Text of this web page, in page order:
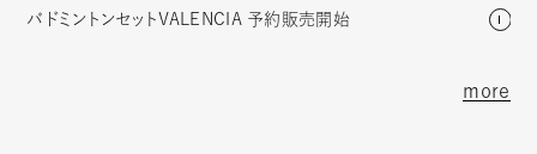
バドミントンセットVALENCIA 予約販売開始
more